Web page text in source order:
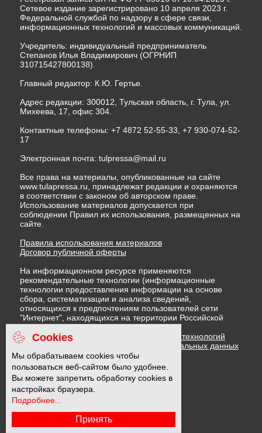
Сетевое издание зарегистрировано 10 апреля 2023 г.
Федеральной службой по надзору в сфере связи,
информационных технологий и массовых коммуникаций.
Учредитель: индивидуальный предприниматель
Степанов Илья Владимирович (ОГРНИП
310715427800138).
Главный редактор: К.Ю. Гертье.
Адрес редакции: 300012, Тульская область, г. Тула, ул.
Михеева, 17, офис 304.
Контактные телефоны: +7 4872 52-55-33, +7 930-074-52-
17
Электронная почта: tulpressa@mail.ru
Все права на материалы, опубликованные на сайте
www.tulapressa.ru, принадлежат редакции и охраняются
в соответствии с законом об авторском праве.
Использование материалов допускается при
соблюдении Правил их использования, размещенных на
сайте.
Правила использования материалов
Договор публичной оферты
На информационном ресурсе применяются
рекомендательные технологии (информационные
технологии предоставления информации на основе
сбора, систематизации и анализа сведений,
относящихся к предпочтениям пользователей сети
"Интернет", находящихся на территории Российской
Федерации)
Правила применения рекомендательных технологий
Политика в отношении обработки персональных данных
Политика обработки файлов cookie
16 +
Cookies
Мы обрабатываем cookies чтобы
пользоваться веб-сайтом было удобнее.
Вы можете запретить обработку cookies в
настройках браузера.
Подробнее...
Принять